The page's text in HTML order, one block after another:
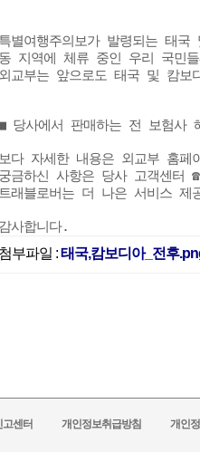
특별여행주의보가 발령되는 태
동 지역에 체류 중인 우리 국민
외교부는 앞으로도 태국 및 캄
당사에서 판매하는 전 보험사
보다 자세한 내용은 외교부 홈페
궁금하신 사항은 당사 고객센터
트래블로버는 더 나은 서비스 제
감사합니다.
첨부파일 :태국,캄보디아_전후
고센터 개인정보취급방침
개인